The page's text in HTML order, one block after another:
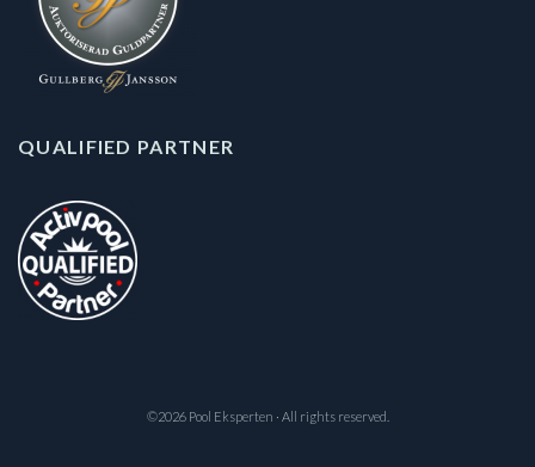
QUALIFIED PARTNER
©2026 Pool Eksperten · All rights reserved.